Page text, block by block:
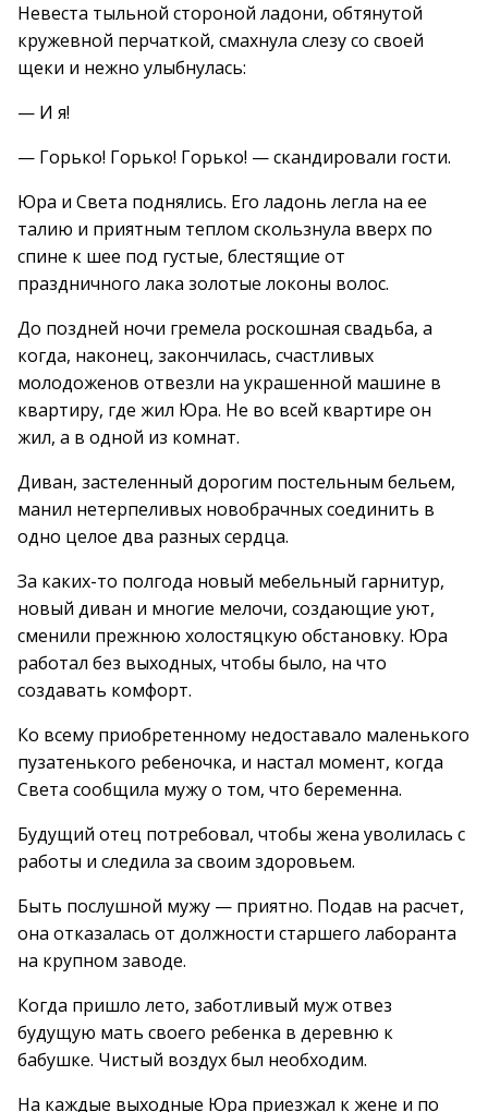
Невеста тыльной стороной ладони, обтянутой
кружевной перчаткой, смахнула слезу со своей
щеки и нежно улыбнулась:
— И я!
— Горько! Горько! Горько! — скандировали гости.
Юра и Света поднялись. Его ладонь легла на ее
талию и приятным теплом скользнула вверх по
спине к шее под густые, блестящие от
праздничного лака золотые локоны волос.
До поздней ночи гремела роскошная свадьба, а
когда, наконец, закончилась, счастливых
молодоженов отвезли на украшенной машине в
квартиру, где жил Юра. Не во всей квартире он
жил, а в одной из комнат.
Диван, застеленный дорогим постельным бельем,
манил нетерпеливых новобрачных соединить в
одно целое два разных сердца.
За каких-то полгода новый мебельный гарнитур,
новый диван и многие мелочи, создающие уют,
сменили прежнюю холостяцкую обстановку. Юра
работал без выходных, чтобы было, на что
создавать комфорт.
Ко всему приобретенному недоставало маленького
пузатенького ребеночка, и настал момент, когда
Света сообщила мужу о том, что беременна.
Будущий отец потребовал, чтобы жена уволилась с
работы и следила за своим здоровьем.
Быть послушной мужу — приятно. Подав на расчет,
она отказалась от должности старшего лаборанта
на крупном заводе.
Когда пришло лето, заботливый муж отвез
будущую мать своего ребенка в деревню к
бабушке. Чистый воздух был необходим.
На каждые выходные Юра приезжал к жене и по